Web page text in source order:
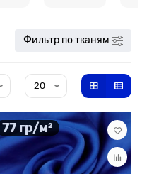
Фильтр по тканям
77 гр/м²